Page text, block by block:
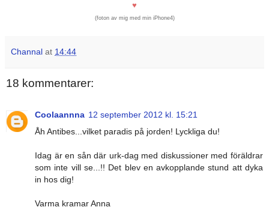
♥
(foton av mig med min iPhone4)
Channal at 14:44
18 kommentarer:
Coolaannna 12 september 2012 kl. 15:21
Åh Antibes...vilket paradis på jorden! Lyckliga du!
Idag är en sån där urk-dag med diskussioner med föräldrar
som inte vill se...!! Det blev en avkopplande stund att dyka
in hos dig!
Varma kramar Anna